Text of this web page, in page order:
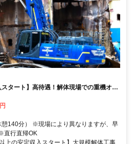
スタート】高待遇！解体現場での重機オペ
140分） ※現場により異なりますが、早
直行直帰OK
上の安定収入スタート】大規模解体工事